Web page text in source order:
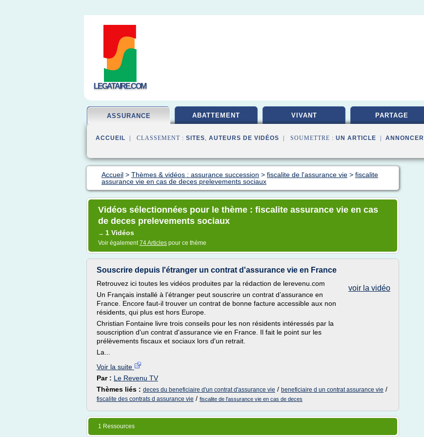
LEGATAIRE.COM
ASSURANCE ABATTEMENT VIVANT PARTAGE
ACCUEIL | CLASSEMENT : SITES, AUTEURS DE VIDÉOS | SOUMETTRE : UN ARTICLE ANNONCER
Accueil > Thèmes & vidéos : assurance succession > fiscalite de l'assurance vie > fiscalite
assurance vie en cas de deces prelevements sociaux
Vidéos sélectionnées pour le thème : fiscalite assurance vie en cas
de deces prelevements sociaux
→ 1 Vidéos
Voir également74 Articles pour ce thème
Souscrire depuis l'étranger un contrat d'assurance vie en France
voir la vidéo
Retrouvez ici toutes les vidéos produites par la rédaction de lerevenu.com
Un Français installé à l’étranger peut souscrire un contrat d’assurance en
France. Encore faut-il trouver un contrat de bonne facture accessible aux non
résidents, qui plus est hors Europe.
Christian Fontaine livre trois conseils pour les non résidents intéressés par la
souscription d'un contrat d'assurance vie en France. Il fait le point sur les
prélèvements fiscaux et sociaux lors d'un retrait.
La...
Voir la suite
Par : Le Revenu TV
Thèmes liés : deces du beneficiaire d'un contrat d'assurance vie / beneficiaire d un contrat assurance vie /
fiscalite des contrats d assurance vie / fiscalite de l'assurance vie en cas de deces
1 Ressources